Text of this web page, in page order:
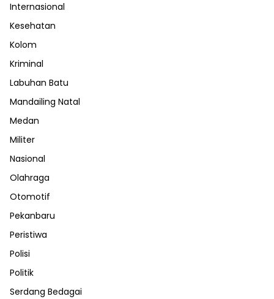
Internasional
Kesehatan
Kolom
Kriminal
Labuhan Batu
Mandailing Natal
Medan
Militer
Nasional
Olahraga
Otomotif
Pekanbaru
Peristiwa
Polisi
Politik
Serdang Bedagai